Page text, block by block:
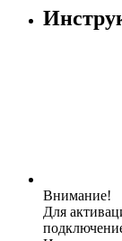
Внимание!
Для